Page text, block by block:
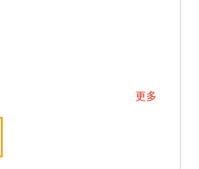
更多